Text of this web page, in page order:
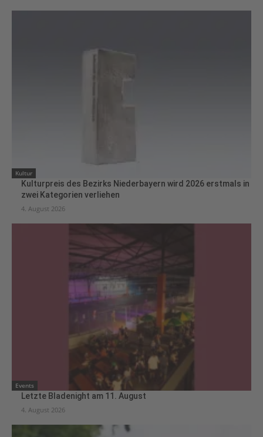
Kultur
Kulturpreis des Bezirks Niederbayern wird 2026 erstmals in
zwei Kategorien verliehen
4. August 2026
Events
Letzte Bladenight am 11. August
4. August 2026